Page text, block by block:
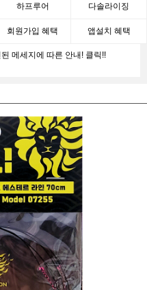
하프루어 다솔라이징
회원가입 혜택 앱설치 혜택
메세지에 따른 안내! 클릭!!